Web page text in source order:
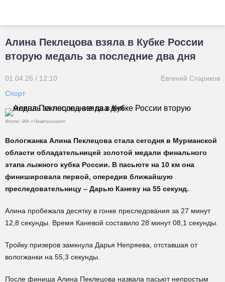
Алина Пеклецова взяла в Кубке России
вторую медаль за последние два дня
01.04.26 / 12:10
Евгений Стариков
Спорт
Фото: ИА «Чемпионат»
Вологжанка Алина Пеклецова стала сегодня в Мурманской
области обладательницей золотой медали финального
этапа лыжного кубка России. В пасьюте на 10 км она
финишировала первой, опередив ближайшую
преследовательницу – Дарью Каневу на 55 секунд.
Алина пробежала десятку в гонке преследования за 27 минут
12,8 секунды. Время Каневой составило 28 минут 08,1 секунды.
Тройку призеров замкнула Дарья Непряева, отставшая от
вологжанки на 55,3 секунды.
После финиша Алина Пеклецова назвала пасьют непростым